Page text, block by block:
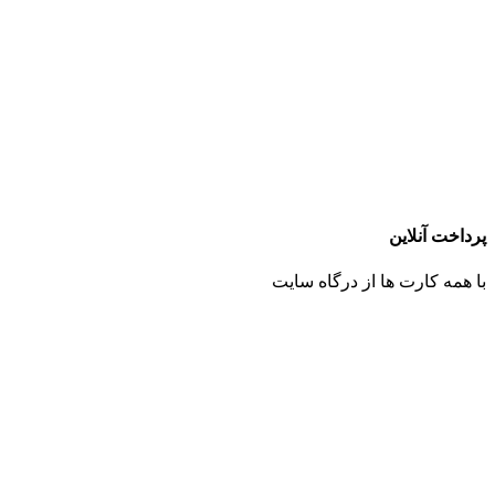
پرداخت آنلاین
با همه کارت ها از درگاه سایت